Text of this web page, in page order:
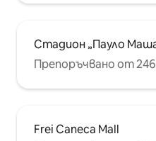
Стадион „Пауло
Препоръчвано от
Frei Caneca Mall